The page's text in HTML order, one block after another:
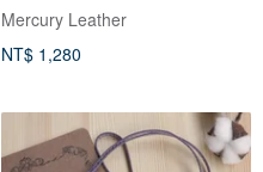
Mercury Leather
NT$ 1,280